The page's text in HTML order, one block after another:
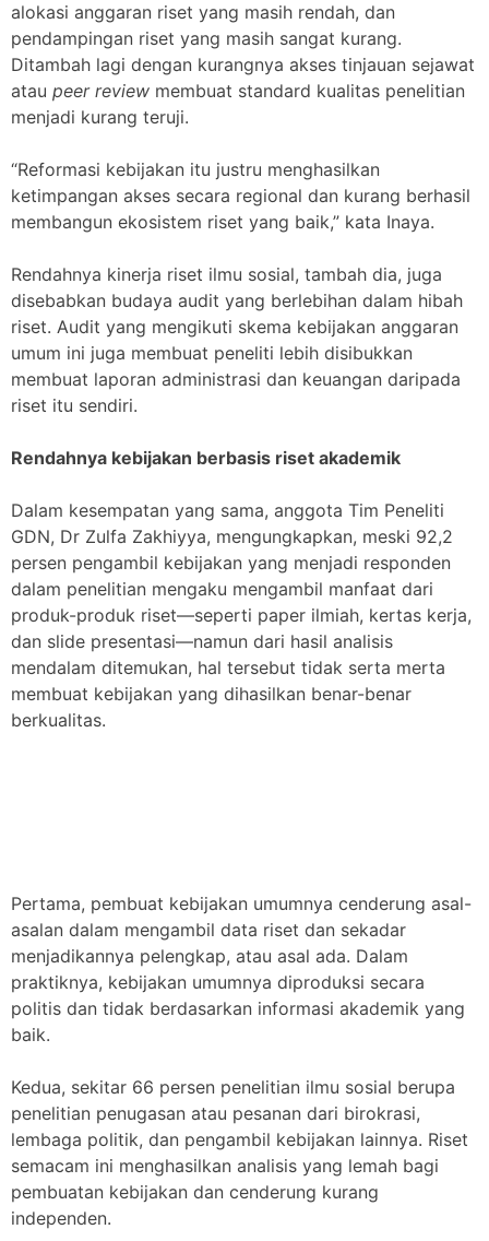
alokasi anggaran riset yang masih rendah, dan
pendampingan riset yang masih sangat kurang.
Ditambah lagi dengan kurangnya akses tinjauan sejawat
atau peer review membuat standard kualitas penelitian
menjadi kurang teruji.
“Reformasi kebijakan itu justru menghasilkan
ketimpangan akses secara regional dan kurang berhasil
membangun ekosistem riset yang baik,” kata Inaya.
Rendahnya kinerja riset ilmu sosial, tambah dia, juga
disebabkan budaya audit yang berlebihan dalam hibah
riset. Audit yang mengikuti skema kebijakan anggaran
umum ini juga membuat peneliti lebih disibukkan
membuat laporan administrasi dan keuangan daripada
riset itu sendiri.
Rendahnya kebijakan berbasis riset akademik
Dalam kesempatan yang sama, anggota Tim Peneliti
GDN, Dr Zulfa Zakhiyya, mengungkapkan, meski 92,2
persen pengambil kebijakan yang menjadi responden
dalam penelitian mengaku mengambil manfaat dari
produk-produk riset—seperti paper ilmiah, kertas kerja,
dan slide presentasi—namun dari hasil analisis
mendalam ditemukan, hal tersebut tidak serta merta
membuat kebijakan yang dihasilkan benar-benar
berkualitas.
Pertama, pembuat kebijakan umumnya cenderung asal-
asalan dalam mengambil data riset dan sekadar
menjadikannya pelengkap, atau asal ada. Dalam
praktiknya, kebijakan umumnya diproduksi secara
politis dan tidak berdasarkan informasi akademik yang
baik.
Kedua, sekitar 66 persen penelitian ilmu sosial berupa
penelitian penugasan atau pesanan dari birokrasi,
lembaga politik, dan pengambil kebijakan lainnya. Riset
semacam ini menghasilkan analisis yang lemah bagi
pembuatan kebijakan dan cenderung kurang
independen.